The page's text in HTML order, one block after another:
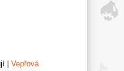
Vepřová